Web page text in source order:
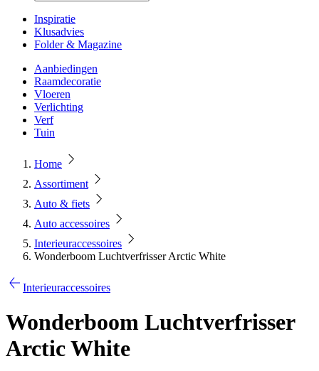
Inspiratie
Klusadvies
Folder & Magazine
Aanbiedingen
Raamdecoratie
Vloeren
Verlichting
Verf
Tuin
Home
Assortiment
Auto & fiets
Auto accessoires
Interieuraccessoires
Wonderboom Luchtverfrisser Arctic White
Interieuraccessoires
Wonderboom Luchtverfrisser
Arctic White